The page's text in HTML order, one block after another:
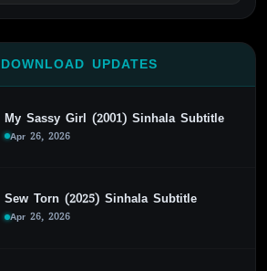
DOWNLOAD UPDATES
My Sassy Girl (2001) Sinhala Subtitle
Apr 26, 2026
Sew Torn (2025) Sinhala Subtitle
Apr 26, 2026